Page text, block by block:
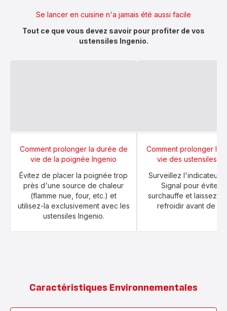
Se lancer en cuisine n'a jamais été aussi facile
Tout ce que vous devez savoir pour profiter de vos
ustensiles Ingenio.
Comment prolonger la durée de
vie de la poignée Ingenio
Évitez de placer la poignée trop
près d'une source de chaleur
(flamme nue, four, etc.) et
utilisez-la exclusivement avec les
ustensiles Ingenio.
Comment prolonger la
vie des ustensiles
Surveillez l'indicateur
Signal pour éviter
surchauffe et laissez
refroidir avant de le
Caractéristiques Environnementales